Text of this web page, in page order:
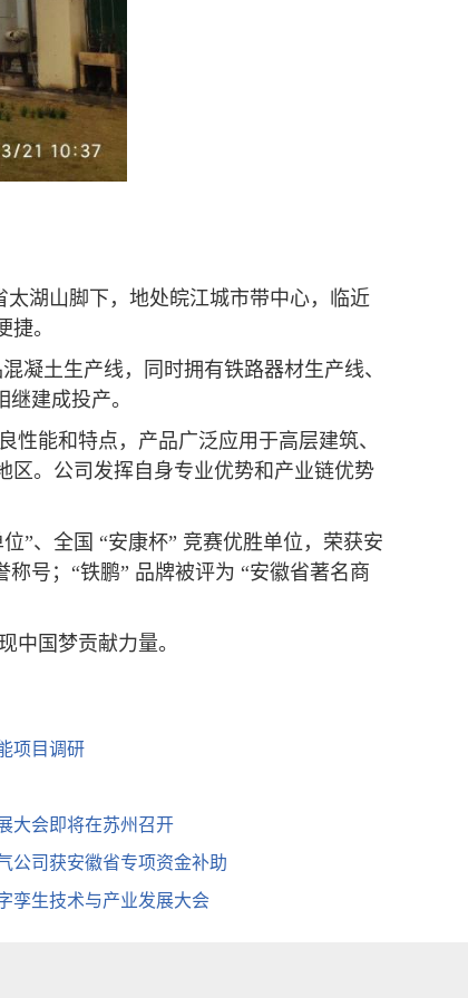
湖山脚下，地处皖江城市带中心，临近
。
凝土生产线，同时拥有铁路器材生产线、
建成投产。
能和特点，产品广泛应用于高层建筑、
区。公司发挥自身专业优势和产业链优势
”、全国 “安康杯” 竞赛优胜单位，荣获安
号；“铁鹏” 品牌被评为 “安徽省著名商
中国梦贡献力量。
项目调研
大会即将在苏州召开
公司获安徽省专项资金补助
孪生技术与产业发展大会